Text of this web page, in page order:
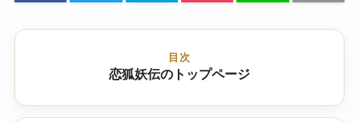
目次
恋狐妖伝のトップページ